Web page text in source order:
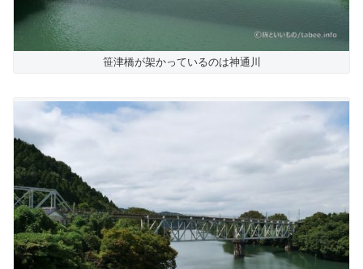
笹津橋が架かっているのは神通川